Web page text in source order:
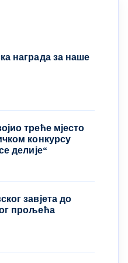
награда за наше
треће мјесто
конкурсу
делије“
завјета до
прољећа